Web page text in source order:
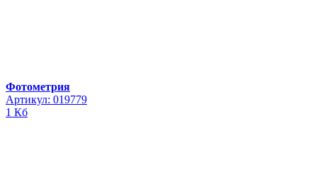
Фотометрия
Артикул: 019779
1 Кб